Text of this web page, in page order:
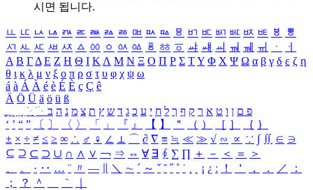
시면 됩니다.
ㅥ ㅦ ㅧ ㅨ ㅩ ㅪ ㅫ ㅬ ㅭ ㅮ ㅯ ㅰ ㅱ ㅲ ㅳ ㅴ ㅵ ㅶ ㅷ ㅸ
ㅹ
ㅺ ㅻ ㅼ ㅽ ㅾ ㅿ ㆀ ㆁ ㆂ ㆃ ㆄ ㆅ ㆆ ㆇ ㆈ ㆉ ㆊ ㆋ ㆌ ㆍ
ㆎ
Α Β ΓΔ Ε Ζ Η Θ Ι ΚΛ Μ Ν Ξ Ο Π Ρ Σ ΤΥ Φ Χ Ψ Ω α β γ δ ε ζ η
θ ι κ λ μ ν ξ ο π ρ σ τ υ φ χ ψ ω
á à Á À é è É È ç Ç ê
Ä Ö Ü ä ö ü ß
ִֶֹ ֻּ ׁׂ פ ם ן ו ט א ר ק ף ך ל ח י ע כ ג ד ש ץ ת צ מ נ ה ב
‘ ’ “ ” 〔 〕 〈 〉 「 」 『 』 【 】 ＂ （ ） ［ ］ ｛ ｝
± × ÷ ≠ ≤ ≥ ∞ ∴ ♂ ♀ ∠ ⊥ ⌒ ∂ ∇ ≡ ≒ ≪ ≫ √ ∽ ∝ ∵ ∫ ∬ ∈ ∋
⊆ ⊇ ⊂ ⊃ ∪ ∩ ∧ ∨ ￢ ⇒ ⇔ ∀ ∃ ∮ ∑ ∏ ＋ － ＜ ＝
＞
、
。 · ‥ … ¨ 〃 ― ＼ ∼ ´ ～ ˇ ˘ ˝ ˚ ˙ ¸ ¡ ¿ ː ！ ＇ ， ． ／
：
；
？ ＾ ｀